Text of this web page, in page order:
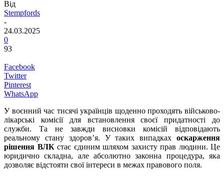
Від
Stempfords
-
24.03.2025
0
93
Facebook
Twitter
Pinterest
WhatsApp
У воєнний час тисячі українців щоденно проходять військово-
лікарські комісії для встановлення своєї придатності до
служби. Та не завжди висновки комісій відповідають
реальному стану здоров’я. У таких випадках оскарження
рішення ВЛКстає єдиним шляхом захисту прав людини. Це
юридично складна, але абсолютно законна процедура, яка
дозволяє відстояти свої інтереси в межах правового поля.